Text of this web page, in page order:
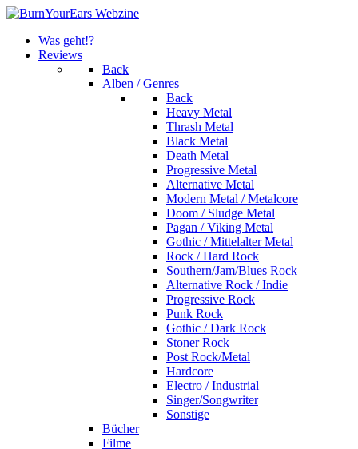
Was geht!?
Reviews
Back
Alben / Genres
Back
Heavy Metal
Thrash Metal
Black Metal
Death Metal
Progressive Metal
Alternative Metal
Modern Metal / Metalcore
Doom / Sludge Metal
Pagan / Viking Metal
Gothic / Mittelalter Metal
Rock / Hard Rock
Southern/Jam/Blues Rock
Alternative Rock / Indie
Progressive Rock
Punk Rock
Gothic / Dark Rock
Stoner Rock
Post Rock/Metal
Hardcore
Electro / Industrial
Singer/Songwriter
Sonstige
Bücher
Filme